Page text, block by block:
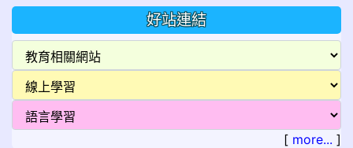
好站連結
[ more... ]